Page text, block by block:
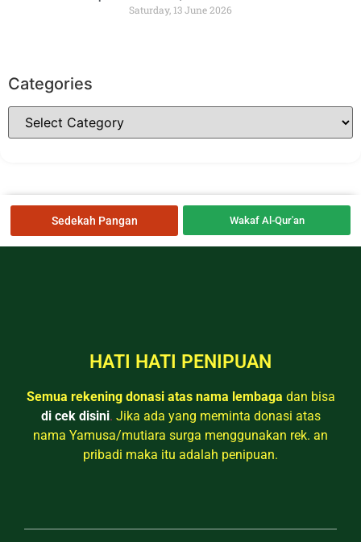
Saturday, 13 June 2026
Categories
Sedekah Pangan Wakaf Al-Qur'an
HATI HATI PENIPUAN
Semua rekening donasi atas nama lembaga dan bisa
di cek disini. Jika ada yang meminta donasi atas
nama Yamusa/mutiara surga menggunakan rek. an
pribadi maka itu adalah penipuan.